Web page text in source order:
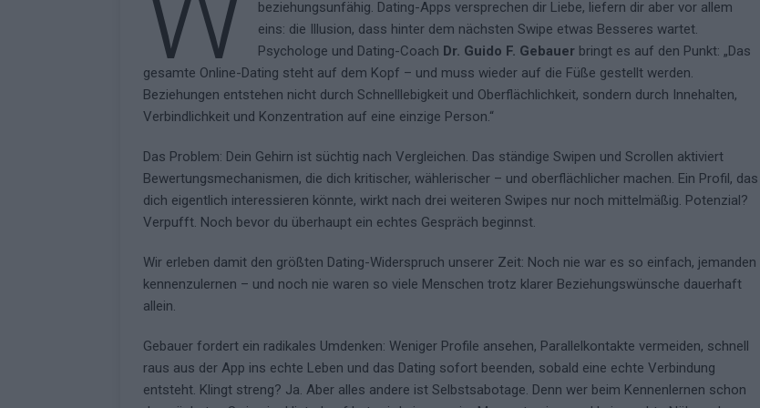
[ Mai 2026 ] Das Papierboot kommt aus Basel: JJ eröffnet das ESC-Finale in Wien – alle Show-
Highlights EUROVISION
beziehungsunfähig. Dating-Apps versprechen dir Liebe, liefern dir aber vor allem
eins: die Illusion, dass hinter dem nächsten Swipe etwas Besseres wartet.
Psychologe und Dating-Coach Dr. Guido F. Gebauerbringt es auf den Punkt: „Das
gesamte Online-Dating steht auf dem Kopf – und muss wieder auf die Füße gestellt werden.
Beziehungen entstehen nicht durch Schnelllebigkeit und Oberflächlichkeit, sondern durch Innehalten,
Verbindlichkeit und Konzentration auf eine einzige Person.“
Das Problem: Dein Gehirn ist süchtig nach Vergleichen. Das ständige Swipen und Scrollen aktiviert
Bewertungsmechanismen, die dich kritischer, wählerischer – und oberflächlicher machen. Ein Profil, das
dich eigentlich interessieren könnte, wirkt nach drei weiteren Swipes nur noch mittelmäßig. Potenzial?
Verpufft. Noch bevor du überhaupt ein echtes Gespräch beginnst.
Wir erleben damit den größten Dating-Widerspruch unserer Zeit: Noch nie war es so einfach, jemanden
kennenzulernen – und noch nie waren so viele Menschen trotz klarer Beziehungswünsche dauerhaft
allein.
Gebauer fordert ein radikales Umdenken: Weniger Profile ansehen, Parallelkontakte vermeiden, schnell
raus aus der App ins echte Leben und das Dating sofort beenden, sobald eine echte Verbindung
entsteht. Klingt streng? Ja. Aber alles andere ist Selbstsabotage. Denn wer beim Kennenlernen schon